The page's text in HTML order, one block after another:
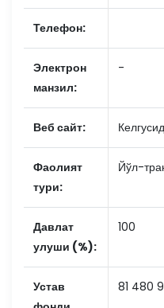
Телефон:
Электрон
манзил:
-
Веб сайт:
Фаолият
тури:
Йўл-
Давлат
улуши (%):
100
Устав
81 480